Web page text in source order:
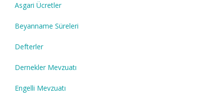
Asgari Ücretler
Beyanname Süreleri
Defterler
Dernekler Mevzuatı
Engelli Mevzuatı